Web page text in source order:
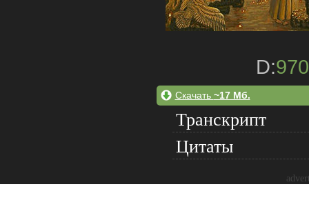
D:970
Скачать ~17 Мб.
Транскрипт
Цитаты